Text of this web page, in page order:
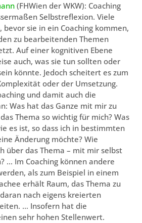
(FHWien der WKW): Coaching
Selbstreflexion. Viele
bevor sie in ein Coaching kommen,
zu bearbeitenden Themen
Auf einer kognitiven Ebene
auch, was sie tun sollten oder
könnte. Jedoch scheitert es zum
oder der Umsetzung.
und damit auch die
Was hat das Ganze mit mir zu
Thema so wichtig für mich? Was
es ist, so dass ich in bestimmten
Änderung möchte? Wie
über das Thema – mit mir selbst
… Im Coaching können andere
als zum Beispiel in einem
erhält Raum, das Thema zu
nach eigens kreierten
… Insofern hat die
sehr hohen Stellenwert.